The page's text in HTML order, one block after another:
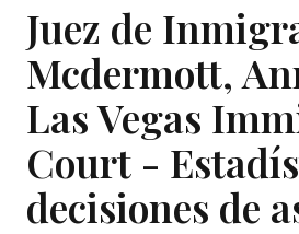
Juez de
Mcdermott,
Las Vegas
Court -
decisiones de